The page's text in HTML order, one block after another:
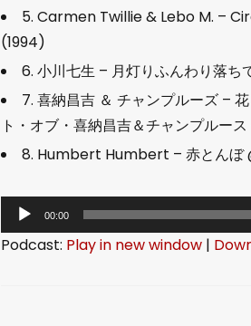
5. Carmen Twillie & Lebo M. –
(1994)
6. 小川七生 – 月灯りふんわり落ち
7. 喜納昌吉 ＆ チャンプルーズ –
ト・オブ・喜納昌吉＆チャンプルー
8. Humbert Humbert – 赤とんぼ
频
00:00
Podcast: Play in new window |